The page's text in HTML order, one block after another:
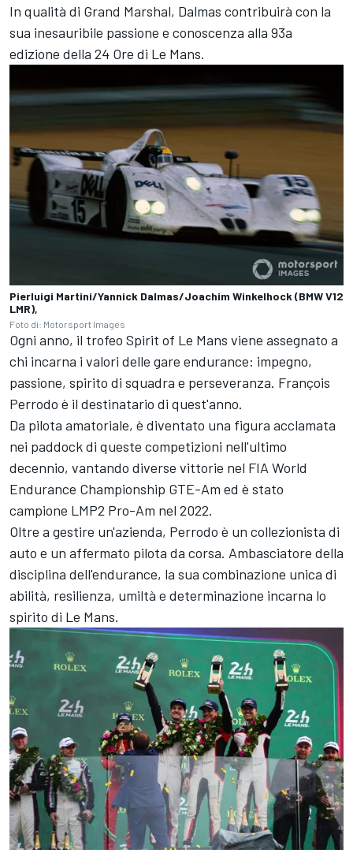
In qualità di Grand Marshal, Dalmas contribuirà con la
sua inesauribile passione e conoscenza alla 93a
edizione della 24 Ore di Le Mans.
Pierluigi Martini/Yannick Dalmas/Joachim Winkelhock (BMW V12
LMR),
Foto di: Motorsport Images
Ogni anno, il trofeo Spirit of Le Mans viene assegnato a
chi incarna i valori delle gare endurance: impegno,
passione, spirito di squadra e perseveranza. François
Perrodo è il destinatario di quest'anno.
Da pilota amatoriale, è diventato una figura acclamata
nei paddock di queste competizioni nell'ultimo
decennio, vantando diverse vittorie nel FIA World
Endurance Championship GTE-Am ed è stato
campione LMP2 Pro-Am nel 2022.
Oltre a gestire un'azienda, Perrodo è un collezionista di
auto e un affermato pilota da corsa. Ambasciatore della
disciplina dell'endurance, la sua combinazione unica di
abilità, resilienza, umiltà e determinazione incarna lo
spirito di Le Mans.